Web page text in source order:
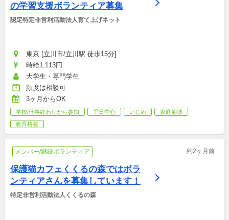
の学習支援ボランティア募集
認定特定非営利活動法人育て上げネット
東京 [立川市/立川駅 徒歩15分]
時給1,113円
大学生・専門学生
頻度は相談可
3ヶ月からOK
学校/仕事終わりから参加 平日中心 いじめ
家庭崩壊
教育格差
メンバー/継続ボランティア 約2ヶ月前
保護猫カフェくくるの森ではボラ
ンティアさんを募集しています！
特定非営利活動法人くくるの森